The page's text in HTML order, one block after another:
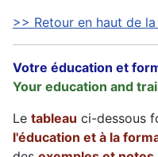
>> Retour en haut de
Votre éducation et
Your education and
Le tableau ci-dessous
l'éducation et à la